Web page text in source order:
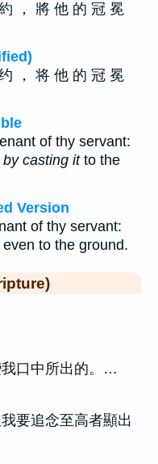
， 將 他 的 冠 冕
， 将 他 的 冠 冕
of thy servant:
by casting itto the
Version
of thy servant:
to the ground.
口中所出的。…
要追念至高者顯出